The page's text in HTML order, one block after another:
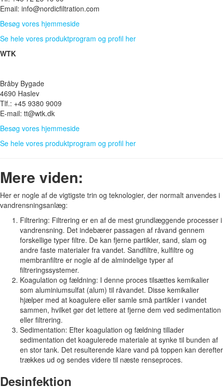
Email: info@nordicfiltration.com
Besøg vores hjemmeside
Se hele vores produktprogram og profil her
WTK
Bråby Bygade
4690 Haslev
Tlf.: +45 9380 9009
E-mail: tt@wtk.dk
Besøg vores hjemmeside
Se hele vores produktprogram og profil her
Mere viden:
Her er nogle af de vigtigste trin og teknologier, der normalt anvendes i
vandrensningsanlæg:
Filtrering: Filtrering er en af de mest grundlæggende processer i
vandrensning. Det indebærer passagen af råvand gennem
forskellige typer filtre. De kan fjerne partikler, sand, slam og
andre faste materialer fra vandet. Sandfiltre, kulfiltre og
membranfiltre er nogle af de almindelige typer af
filtreringssystemer.
Koagulation og fældning: I denne proces tilsættes kemikalier
som aluminiumsulfat (alum) til råvandet. Disse kemikalier
hjælper med at koagulere eller samle små partikler i vandet
sammen, hvilket gør det lettere at fjerne dem ved sedimentation
eller filtrering.
Sedimentation: Efter koagulation og fældning tillader
sedimentation det koagulerede materiale at synke til bunden af
en stor tank. Det resulterende klare vand på toppen kan derefter
trækkes ud og sendes videre til næste renseproces.
Desinfektion